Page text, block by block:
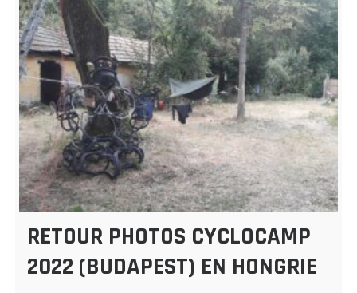
RETOUR PHOTOS CYCLOCAMP
2022 (BUDAPEST) EN HONGRIE